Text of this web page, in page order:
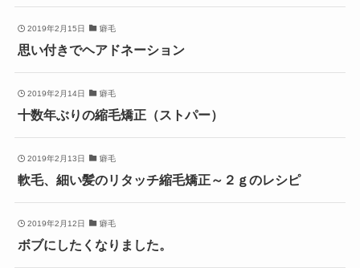
2019年2月15日 癖毛
思い付きでヘアドネーション
2019年2月14日 癖毛
十数年ぶりの縮毛矯正（ストパー）
2019年2月13日 癖毛
軟毛、細い髪のリタッチ縮毛矯正～２ｇのレシピ
2019年2月12日 癖毛
ボブにしたくなりました。